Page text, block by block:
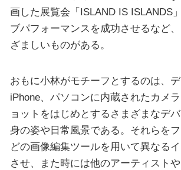
画した展覧会「ISLAND IS ISLANDS
ブパフォーマンスを成功させるなど
ざましいものがある。
おもに小林がモチーフとするのは、
iPhone、パソコンに内蔵されたカメ
ョットをはじめとするさまざまなデ
身の姿や日常風景である。それらを
どの画像編集ツールを用いて異なる
させ、また時には他のアーティスト